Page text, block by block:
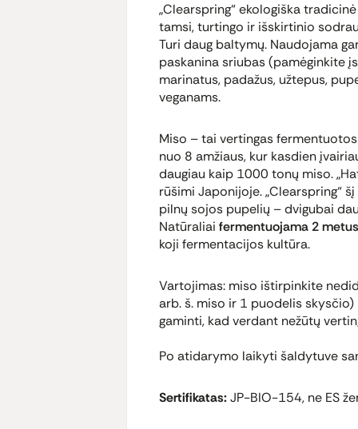
„Clearspring“ ekologiška
tamsi, turtingo ir išskirtinio
Turi daug baltymų. Naudojama
paskanina sriubas (pamėginkite
marinatus, padažus, užtepus,
veganams.
Miso – tai vertingas
nuo 8 amžiaus, kur kasdien
daugiau kaip 1000 tonų miso.
rūšimi Japonijoje. „Clearspring“
pilnų sojos pupelių – dvigubai
Natūraliai fermentuojama 2 metus
koji fermentacijos kultūra.
Vartojimas: miso ištirpinkite
arb. š. miso ir 1 puodelis
gaminti, kad verdant nežūtų
Po atidarymo laikyti šaldytuve
Sertifikatas:JP-BIO-154, ne ES